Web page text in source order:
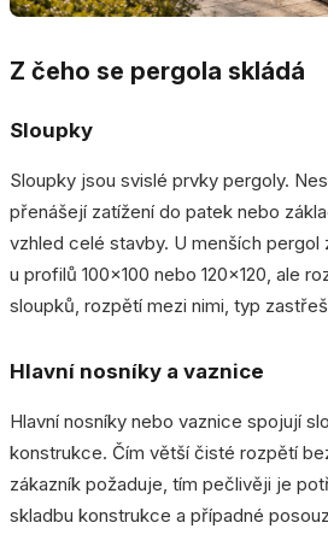
Z čeho se pergola skládá
Sloupky
Sloupky jsou svislé prvky pergoly.
přenášejí zatížení do patek nebo
vzhled celé stavby. U menších pergol
u profilů 100x100 nebo 120x120, ale
sloupků, rozpětí mezi nimi, typ
Hlavní nosníky a vaznice
Hlavní nosníky nebo vaznice spojují
konstrukce. Čím větší čisté rozpětí
zákazník požaduje, tím pečlivěji je
skladbu konstrukce a případné